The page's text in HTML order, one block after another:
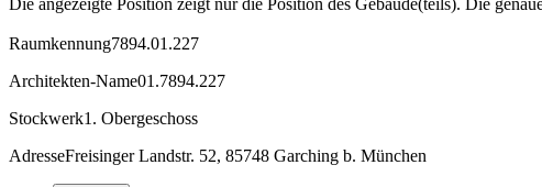
Raumkennung7894.01.227
Architekten-Name01.7894.227
Stockwerk1. Obergeschoss
AdresseFreisinger Landstr. 52, 85748 Garching b. München